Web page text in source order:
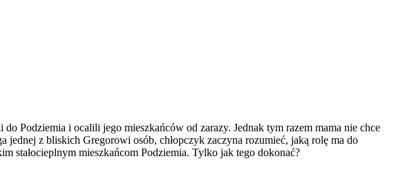
Podziemia i ocalili jego mieszkańców od zarazy. Jednak tym razem mama nie chce
z bliskich Gregorowi osób, chłopczyk zaczyna rozumieć, jaką rolę ma do
stałocieplnym mieszkańcom Podziemia. Tylko jak tego dokonać?